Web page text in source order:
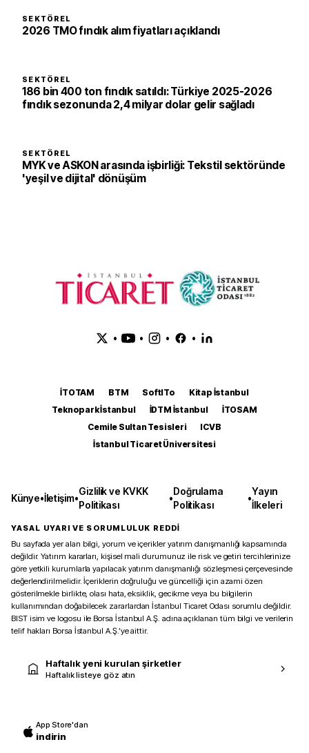
SEKTÖREL
2026 TMO fındık alım fiyatları açıklandı
SEKTÖREL
186 bin 400 ton fındık satıldı: Türkiye 2025-2026
fındık sezonunda 2,4 milyar dolar gelir sağladı
SEKTÖREL
MYK ve ASKON arasında işbirliği: Tekstil sektöründe
'yeşil ve dijital' dönüşüm
• • • •
İTOTAM BTM SoftITo
Kitap İstanbul
Teknopark İstanbul
İDTM İstanbul
İTOSAM
Cemile Sultan Tesisleri
ICVB
İstanbul Ticaret Üniversitesi
Künye•İletişim•
Gizlilik ve KVKK
Politikası
•
Doğrulama
Politikası
•
Yayın
İlkeleri
YASAL UYARI VE SORUMLULUK REDDİ
Bu sayfada yer alan bilgi, yorum ve içerikler yatırım danışmanlığı kapsamında
değildir. Yatırım kararları, kişisel mali durumunuz ile risk ve getiri tercihlerinize
göre yetkili kurumlarla yapılacak yatırım danışmanlığı sözleşmesi çerçevesinde
değerlendirilmelidir. İçeriklerin doğruluğu ve güncelliği için azami özen
gösterilmekle birlikte, olası hata, eksiklik, gecikme veya bu bilgilerin
kullanımından doğabilecek zararlardan İstanbul Ticaret Odası sorumlu değildir.
BIST isim ve logosu ile Borsa İstanbul A.Ş. adına açıklanan tüm bilgi ve verilerin
telif hakları Borsa İstanbul A.Ş.’ye aittir.
Haftalık yeni kurulan şirketler
Haftalık listeye göz atın
App Store'dan
indirin